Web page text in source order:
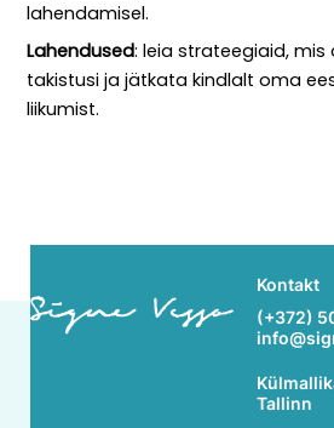
lahendamisel.
Lahendused: leia strateegiaid,
takistusi ja jätkata kindlalt oma
liikumist.
Kontakt
(+372)
Tallinn